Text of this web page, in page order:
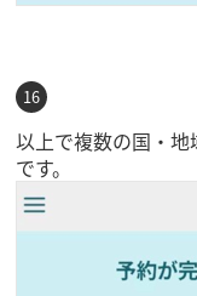
以上で複数の国・
です。